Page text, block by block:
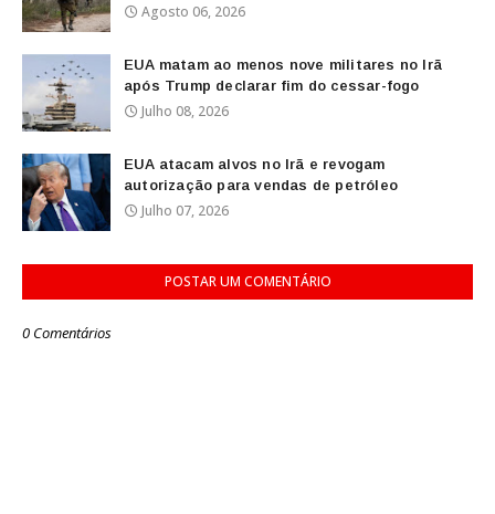
Agosto 06, 2026
EUA matam ao menos nove militares no Irã
após Trump declarar fim do cessar-fogo
Julho 08, 2026
EUA atacam alvos no Irã e revogam
autorização para vendas de petróleo
Julho 07, 2026
POSTAR UM COMENTÁRIO
0 Comentários